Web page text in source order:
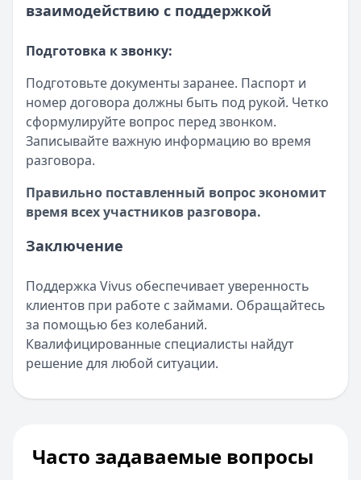
взаимодействию с поддержкой
Подготовка к звонку:
Подготовьте документы заранее. Паспорт и
номер договора должны быть под рукой. Четко
сформулируйте вопрос перед звонком.
Записывайте важную информацию во время
разговора.
Правильно поставленный вопрос экономит
время всех участников разговора.
Заключение
Поддержка Vivus обеспечивает уверенность
клиентов при работе с займами. Обращайтесь
за помощью без колебаний.
Квалифицированные специалисты найдут
решение для любой ситуации.
Часто задаваемые вопросы